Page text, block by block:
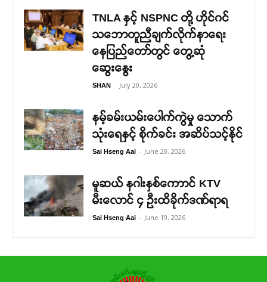
TNLA နှင့် NSPNC တို့ ဟိုင်ဂင်
သဘောတူညီချက်လိုက်နာရေး
နေပြည်တော်တွင် တွေ့ဆုံ
ဆွေးနွေး
SHAN - July 20, 2026
နမ့်ခမ်းယမ်းပေါက်ကွဲမှု သောက်
သုံးရေနှင့် စိုက်ခင်း အဆိပ်သင့်နိုင်
Sai Hseng Aai - June 20, 2026
မူဆယ် နဂါးနှစ်ကောာင် KTV
မီးလောင် ၄ ဦးထိခိုက်ဒဏ်ရာရ
Sai Hseng Aai - June 19, 2026